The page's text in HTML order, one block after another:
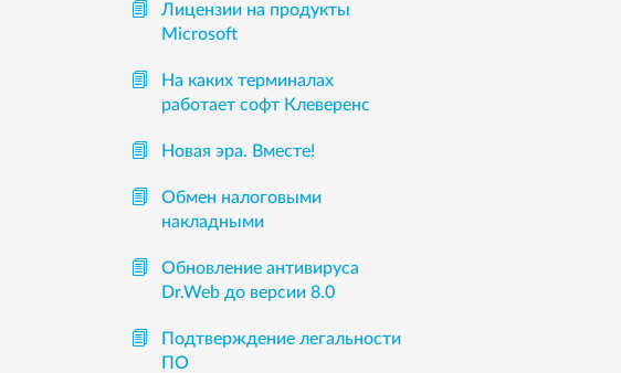
Лицензии на продукты
Microsoft
На каких терминалах
работает софт Клеверенс
Новая эра. Вместе!
Обмен налоговыми
накладными
Обновление антивируса
Dr.Web до версии 8.0
Подтверждение легальности
ПО